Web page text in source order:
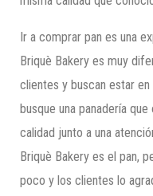
Ir a comprar pan es una
Briquè Bakery es muy
clientes y buscan estar
busque una panadería
calidad junto a una
Briquè Bakery es el pan,
poco y los clientes lo